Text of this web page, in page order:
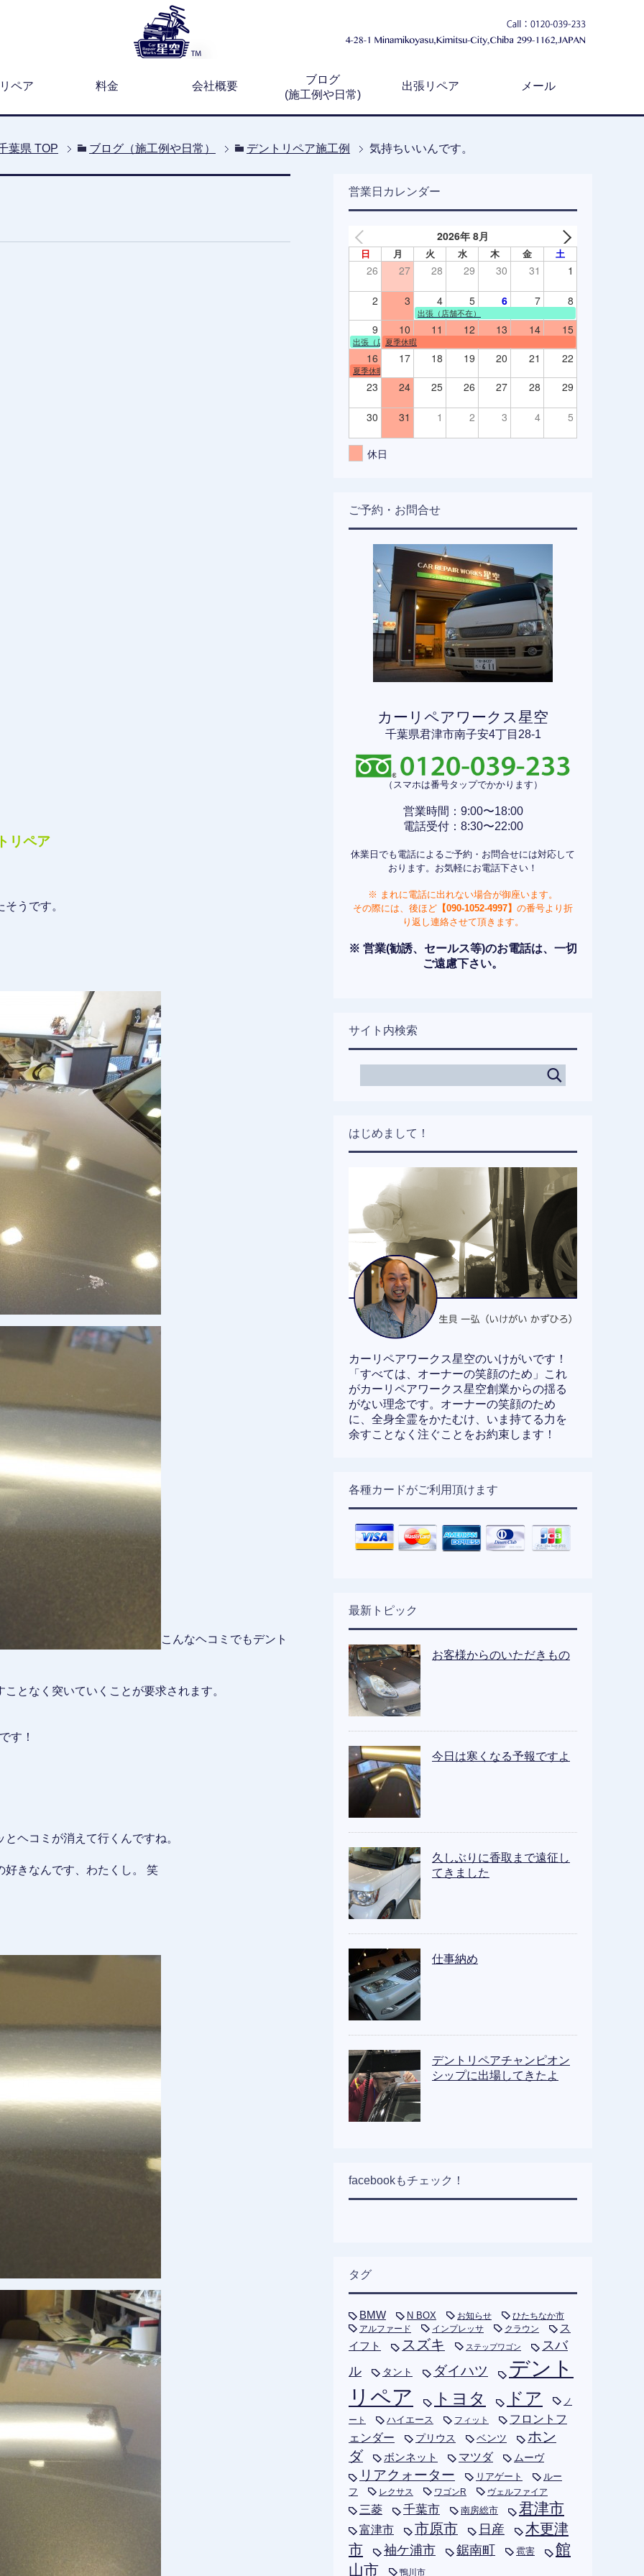
ペア 料金 会社概要
ブログ
(施工例や日常)
出張リペア メール
葉県 TOP ブログ（施工例や日常） デントリペア施工例 気持ちいいんです。
リペア
うです。
こんなヘコミでもデント
となく突いていくことが要求されます。
です！
ヘコミが消えて行くんですね。
好きなんです、わたくし。 笑
営業日カレンダー
2026年 8月
日 月 火 水 木 金 土
26 27 28 29 30 31 1
2 3 4 5 6 7 8
出張（店舗不在）
9 10 11 12 13 14 15
出張（店舗不在）
夏季休暇
16 17 18 19 20 21 22
夏季休暇
23 24 25 26 27 28 29
30 31 1 2 3 4 5
休日
ご予約・お問合せ
カーリペアワークス星空
千葉県君津市南子安4丁目28-1
（スマホは番号タップでかかります）
営業時間：9:00〜18:00
電話受付：8:30〜22:00
休業日でも電話によるご予約・お問合せには対応して
おります。お気軽にお電話下さい！
※ まれに電話に出れない場合が御座います。
その際には、後ほど 【090-1052-4997】 の番号より折
り返し連絡させて頂きます。
※ 営業(勧誘、セールス等)のお電話は、一切
ご遠慮下さい。
サイト内検索
はじめまして！
カーリペアワークス星空のいけがいです！
「すべては、オーナーの笑顔のため」これ
がカーリペアワークス星空創業からの揺る
がない理念です。オーナーの笑顔のため
に、全身全霊をかたむけ、いま持てる力を
余すことなく注ぐことをお約束します！
各種カードがご利用頂けます
最新トピック
お客様からのいただきもの
今日は寒くなる予報ですよ
久しぶりに香取まで遠征し
てきました
仕事納め
デントリペアチャンピオン
シップに出場してきたよ
facebookもチェック！
タグ
BMW N BOX お知らせ
ひたちなか市
アルファード
インプレッサ クラウン
ス
イフト
スズキ ステップワゴン
スバ
ル
タント ダイハツ
デント
リペア
トヨタ ドア ノ
ート ハイエース フィット
フロントフ
ェンダー
プリウス ベンツ
ホン
ダ
ボンネット マツダ ムーヴ
リアクォーター リアゲート
ルー
フ
レクサス ワゴンR ヴェルファイア
三菱 千葉市 南房総市 君津市
富津市 市原市 日産
木更津
市
袖ケ浦市 鋸南町 雹害
館
山市
鴨川市